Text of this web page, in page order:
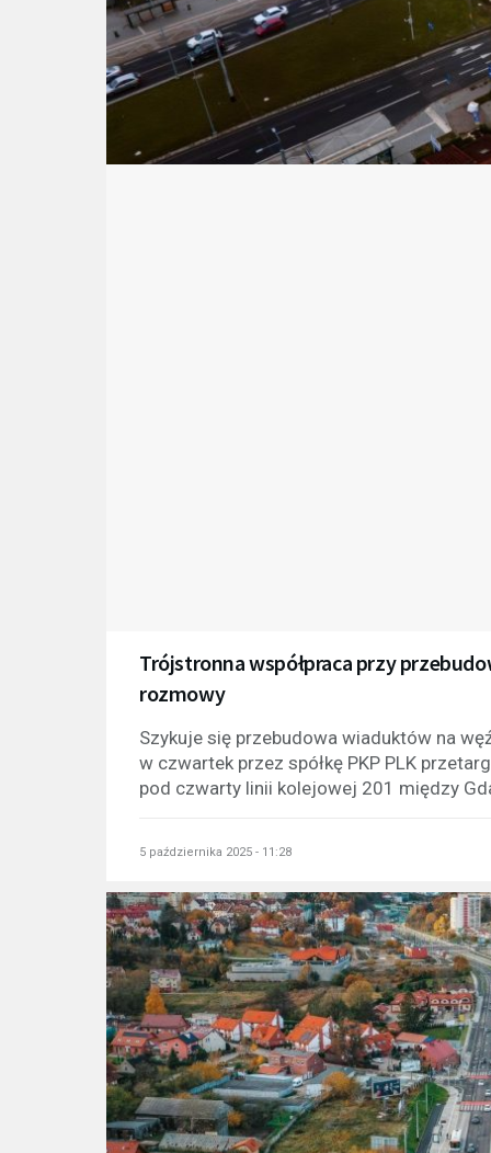
Trójstronna współpraca przy
rozmowy
Szykuje się przebudowa wiaduktów na
w czwartek przez spółkę PKP PLK
pod czwarty linii kolejowej 201 między
5 października 2025 - 11:28